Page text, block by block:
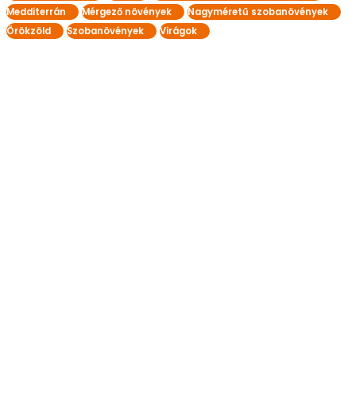
Medditerrán
Mérgező növények
Nagyméretű szobanövények
Örökzöld
Szobanövények Virágok